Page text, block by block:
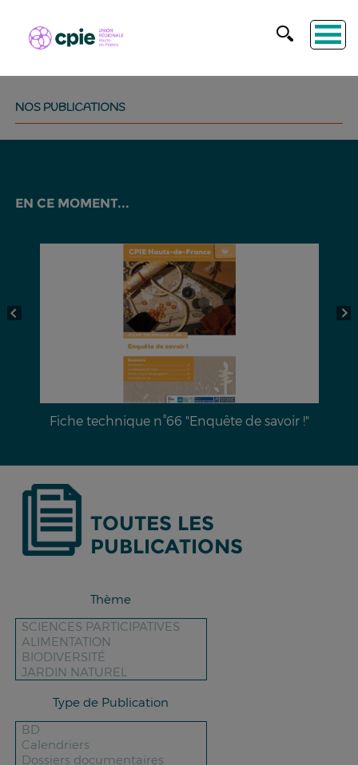
NOS PUBLICATIONS
EN CE MOMENT...
Dossier documentaire n°28 : L’érosion hydrique
TOUTES LES
PUBLICATIONS
Thème
Type de Publication